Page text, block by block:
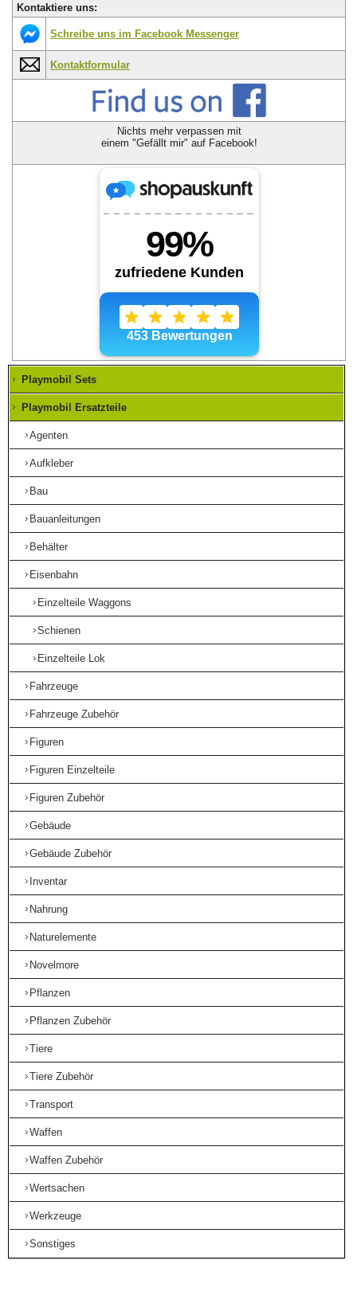
Kontaktiere uns:
Schreibe uns im Facebook Messenger
Kontaktformular
Nichts mehr verpassen mit
einem "Gefällt mir" auf Facebook!
Playmobil Sets
Playmobil Ersatzteile
Agenten
Aufkleber
Bau
Bauanleitungen
Behälter
Eisenbahn
Einzelteile Waggons
Schienen
Einzelteile Lok
Fahrzeuge
Fahrzeuge Zubehör
Figuren
Figuren Einzelteile
Figuren Zubehör
Gebäude
Gebäude Zubehör
Inventar
Nahrung
Naturelemente
Novelmore
Pflanzen
Pflanzen Zubehör
Tiere
Tiere Zubehör
Transport
Waffen
Waffen Zubehör
Wertsachen
Werkzeuge
Sonstiges